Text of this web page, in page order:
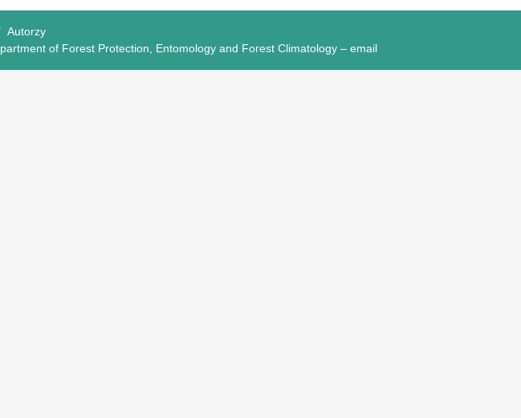
Autorzy
of Forest Protection, Entomology and Forest Climatology – email